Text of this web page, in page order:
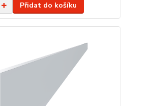
Přidat do košíku